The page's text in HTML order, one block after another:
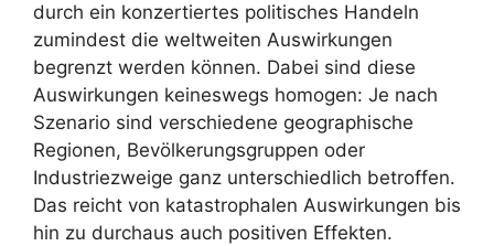
durch ein konzertiertes politi­sches Handeln
zumindest die weltweiten Auswirkungen
begrenzt werden können. Dabei sind diese
Auswirkungen keineswegs homogen: Je nach
Szenario sind verschiedene geo­graphische
Regionen, Bevölkerungsgruppen oder
Industriezweige ganz unterschiedlich betroffen.
Das reicht von katastrophalen Auswirkungen bis
hin zu durchaus auch positiven Effekten.